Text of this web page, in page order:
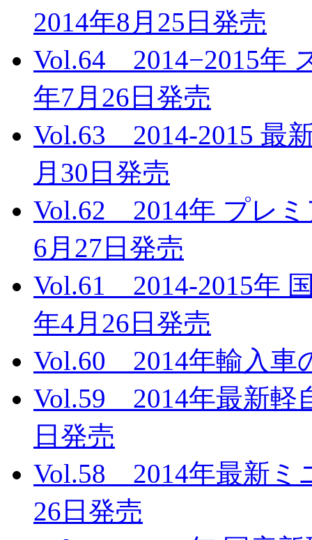
2014年8月25日発売
Vol.64 2014−2015年
年7月26日発売
Vol.63 2014-2015 最
月30日発売
Vol.62 2014年 プレ
6月27日発売
Vol.61 2014-2015年
年4月26日発売
Vol.60 2014年輸入車
Vol.59 2014年最新軽
日発売
Vol.58 2014年最新ミ
26日発売